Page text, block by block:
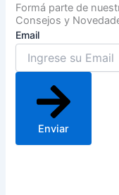
Formá parte de
Consejos y
Email
Enviar